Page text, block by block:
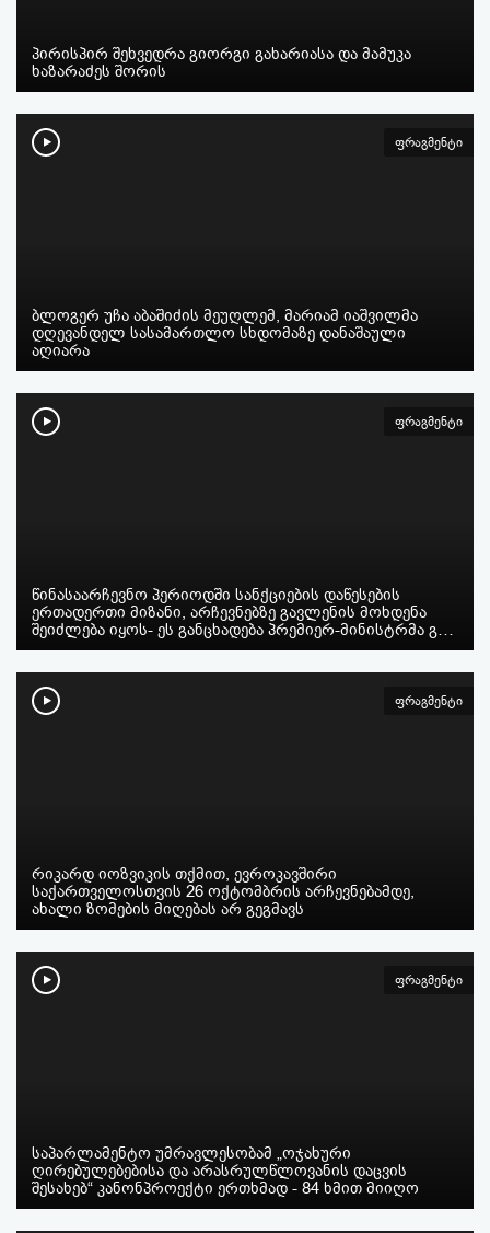
პირისპირ შეხვედრა გიორგი გახარიასა და მამუკა
ხაზარაძეს შორის
ფრაგმენტი
ბლოგერ უჩა აბაშიძის მეუღლემ, მარიამ იაშვილმა
დღევანდელ სასამართლო სხდომაზე დანაშაული
აღიარა
ფრაგმენტი
წინასაარჩევნო პერიოდში სანქციების დაწესების
ერთადერთი მიზანი, არჩევნებზე გავლენის მოხდენა
შეიძლება იყოს- ეს განცხადება პრემიერ-მინისტრმა გ…
ფრაგმენტი
რიკარდ იოზვიკის თქმით, ევროკავშირი
საქართველოსთვის 26 ოქტომბრის არჩევნებამდე,
ახალი ზომების მიღებას არ გეგმავს
ფრაგმენტი
საპარლამენტო უმრავლესობამ „ოჯახური
ღირებულებებისა და არასრულწლოვანის დაცვის
შესახებ“ კანონპროექტი ერთხმად - 84 ხმით მიიღო